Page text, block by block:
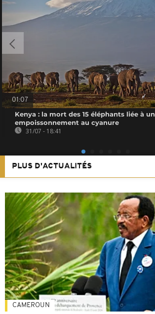
01:07
Kenya : la mort des 15 éléphants liée à un
empoissonnement au cyanure
31/07 - 18:41
PLUS D'ACTUALITÉS
CAMEROUN